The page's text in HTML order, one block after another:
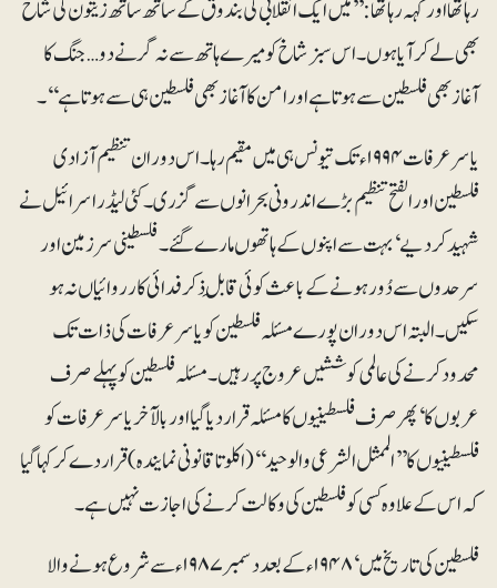
رہا تھا اور کہہ رہا تھا: ’’میں ایک انقلابی کی بندوق کے ساتھ ساتھ زیتون کی شاخ
بھی لے کر آیا ہوں۔ اس سبز شاخ کو میرے ہاتھ سے نہ گرنے دو… جنگ کا
آغاز بھی فلسطین سے ہوتا ہے اور امن کا آغاز بھی فلسطین ہی سے ہوتا ہے‘‘۔
یاسر عرفات ۱۹۹۴ء تک تیونس ہی میں مقیم رہا۔ اس دوران تنظیم آزادی
فلسطین اور الفتح تنظیم بڑے اندرونی بحرانوں سے گزری۔ کئی لیڈر اسرائیل نے
شہید کر دیے‘ بہت سے اپنوں کے ہاتھوں مارے گئے۔ فلسطینی سرزمین اور
سرحدوں سے دُور ہونے کے باعث کوئی قابلِ ذکر فدائی کارروائیاں نہ ہو
سکیں۔البتہ اس دوران پورے مسئلہ فلسطین کو یاسر عرفات کی ذات تک
محدود کرنے کی عالمی کوششیں عروج پر رہیں۔ مسئلہ فلسطین کو پہلے صرف
عربوں کا‘ پھر صرف فلسطینیوں کا مسئلہ قرار دیا گیا اور بالآخر یاسرعرفات کو
فلسطینیوں کا ’’الممثل الشرعی والوحید‘‘ (اکلوتا قانونی نمایندہ) قرار دے کر کہا گیا
کہ اس کے علاوہ کسی کو فلسطین کی وکالت کرنے کی اجازت نہیں ہے۔
فلسطین کی تاریخ میں‘ ۱۹۴۸ء کے بعد دسمبر ۱۹۸۷ء سے شروع ہونے والا